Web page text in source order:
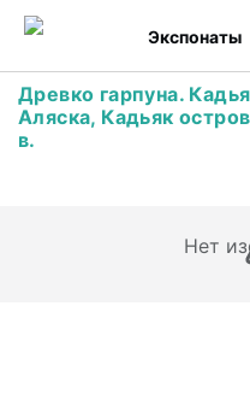
Экспонаты
Древко гарпуна.
Аляска, Кадьяк
в.
Нет